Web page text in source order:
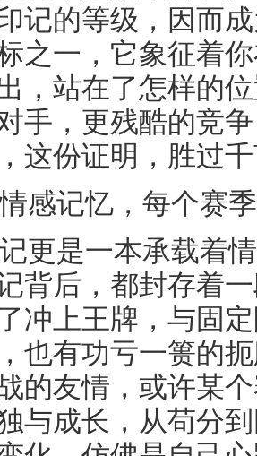
记的等级，因而
之一，它象征着
，站在了怎样的
手，更残酷的竞
这份证明，胜过
感记忆，每个赛
更是一本承载着
背后，都封存着
冲上王牌，与固
也有功亏一篑的
的友情，或许某
与成长，从苟分